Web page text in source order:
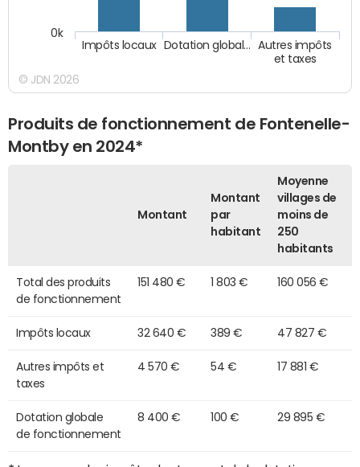
Autres impôts
et taxes
Dotation global…
Impôts locaux
0k
© JDN 2026
Produits de fonctionnement de Fontenelle-
Montby en 2024*
Montant
Montant
par
habitant
Moyenne
villages de
moins de
250
habitants
Total des produits
de fonctionnement
151 480 € 1 803 € 160 056 €
Impôts locaux 32 640 € 389 € 47 827 €
Autres impôts et
taxes
4 570 € 54 € 17 881 €
Dotation globale
de fonctionnement
8 400 € 100 € 29 895 €